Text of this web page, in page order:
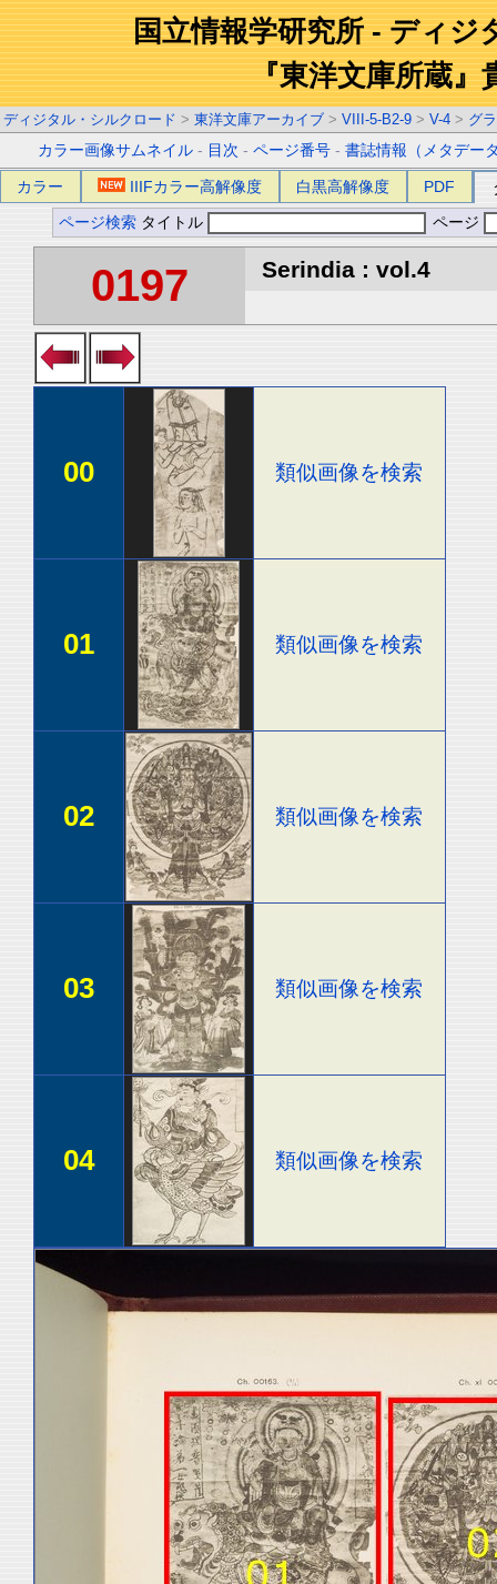
国立情報学研究所 - ディジ
『東洋文庫所蔵』
ディジタル・シルクロード > 東洋文庫アーカイブ > VIII-5-B2-9 > V-4 > グ
カラー画像サムネイル - 目次 -ページ番号 -書誌情報（メタデー
カラー IIIFカラー高解像度 白黒高解像度 PDF
ページ検索 タイトル ページ
0197 Serindia : vol.4
00 類似画像を検索
01 類似画像を検索
02 類似画像を検索
03 類似画像を検索
04 類似画像を検索